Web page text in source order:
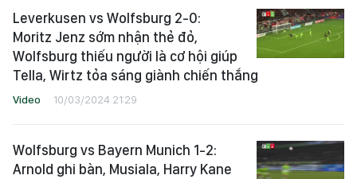
Leverkusen vs Wolfsburg 2-0:
Moritz Jenz sớm nhận thẻ đỏ,
Wolfsburg thiếu người là cơ hội giúp
Tella, Wirtz tỏa sáng giành chiến thắng
Video 10/03/2024 21:29
Wolfsburg vs Bayern Munich 1-2:
Arnold ghi bàn, Musiala, Harry Kane